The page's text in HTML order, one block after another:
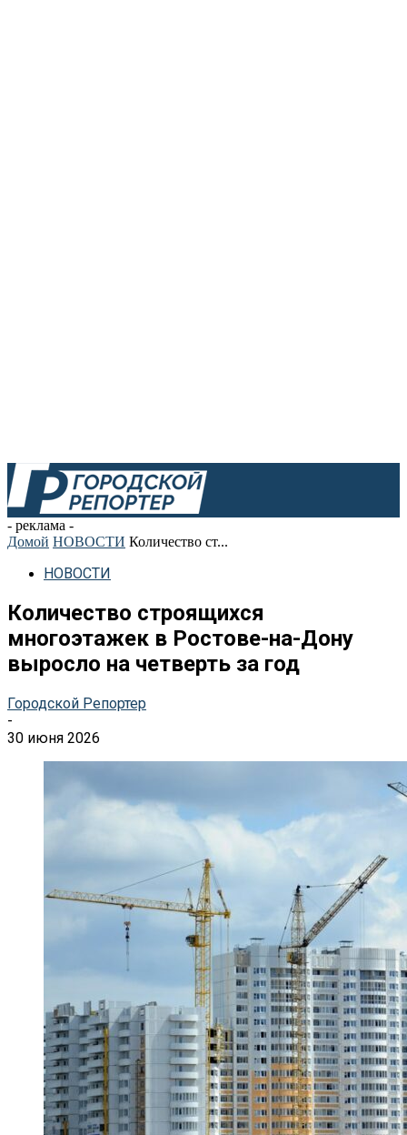
- реклама -
Домой НОВОСТИ Количество ст...
НОВОСТИ
Количество строящихся
многоэтажек в Ростове-на-Дону
выросло на четверть за год
Городской Репортер
-
30 июня 2026